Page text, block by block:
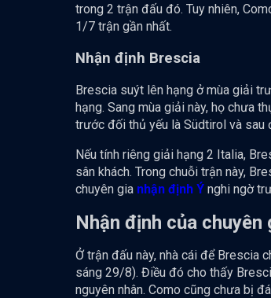
trong 2 trận đấu đó. Tuy nhiên,
1/7 trận gần nhất.
Nhận định Brescia
Brescia suýt lên hạng ở mùa giải
hạng. Sang mùa giải này, họ chưa
trước đối thủ yếu là Südtirol và sau
Nếu tính riêng giải hạng 2 Italia,
sân khách. Trong chuỗi trận này,
chuyên gia nhận định Ý nghi ngờ
Nhận định của
Ở trận đấu này, nhà cái để Brescia
sáng 29/8). Điều đó cho thấy
nguyên nhân. Como cũng chưa bị